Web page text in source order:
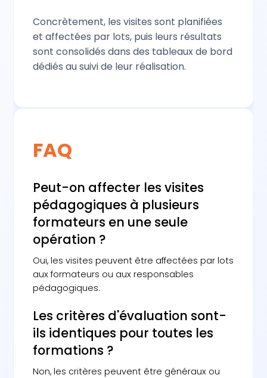
Concrètement, les visites sont planifiées
et affectées par lots, puis leurs résultats
sont consolidés dans des tableaux de bord
dédiés au suivi de leur réalisation.
FAQ
Peut-on affecter les visites
pédagogiques à plusieurs
formateurs en une seule
opération ?
Oui, les visites peuvent être affectées par lots
aux formateurs ou aux responsables
pédagogiques.
Les critères d'évaluation sont-
ils identiques pour toutes les
formations ?
Non, les critères peuvent être généraux ou